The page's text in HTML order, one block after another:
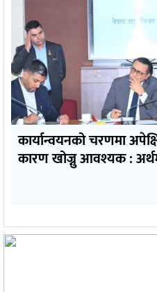
कार्यान्वयनको चरणमा
कारण खोज्नु आवश्यक :